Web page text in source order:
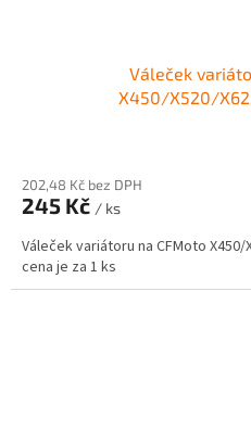
Váleček
X450/X520/
202,48 Kč bez DPH
245 Kč / ks
Váleček variátoru na CFMoto X450/
cena je za 1 ks